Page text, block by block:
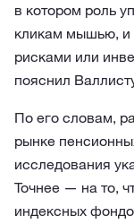
в котором роль
кликам мышью, и
рисками или
пояснил
По его словам,
рынке
исследования
Точнее — на то,
индексных